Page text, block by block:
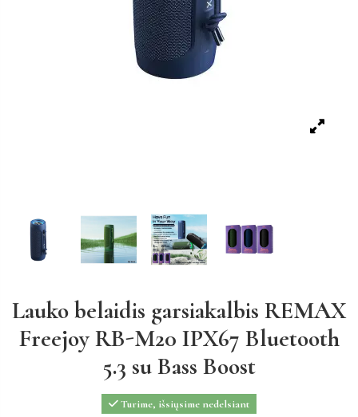
Lauko belaidis garsiakalbis REMAX
Freejoy RB-M20 IPX67 Bluetooth
5.3 su Bass Boost
Turime, išsiųsime nedelsiant